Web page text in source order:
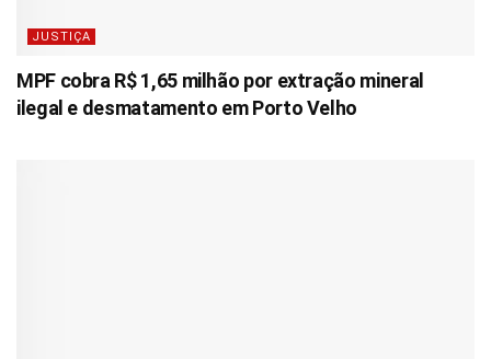
JUSTIÇA
MPF cobra R$ 1,65 milhão por extração mineral
ilegal e desmatamento em Porto Velho